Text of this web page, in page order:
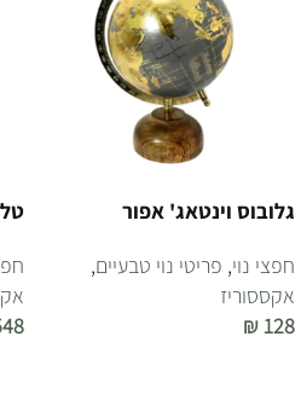
גלובוס וינטאג' אפור
חפצי נוי, פריטי נוי טבעיים,
אקססוריז
₪ 128